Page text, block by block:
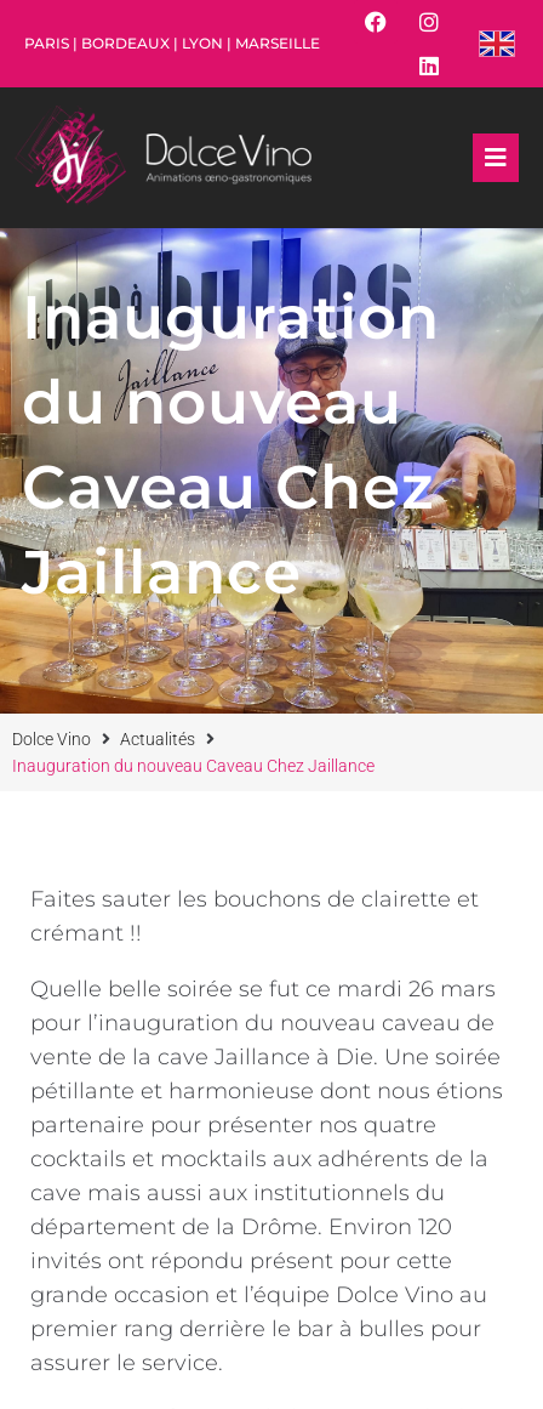
PARIS | BORDEAUX | LYON | MARSEILLE
Inauguration
du nouveau
Caveau Chez
Jaillance
Dolce Vino
Actualités
Inauguration du nouveau Caveau Chez Jaillance
Faites sauter les bouchons de clairette et
crémant !!
Quelle belle soirée se fut ce mardi 26 mars
pour l’inauguration du nouveau caveau de
vente de la cave Jaillance à Die. Une soirée
pétillante et harmonieuse dont nous étions
partenaire pour présenter nos quatre
cocktails et mocktails aux adhérents de la
cave mais aussi aux institutionnels du
département de la Drôme. Environ 120
invités ont répondu présent pour cette
grande occasion et l’équipe Dolce Vino au
premier rang derrière le bar à bulles pour
assurer le service.